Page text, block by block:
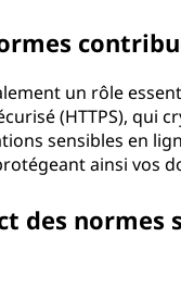
un rôle
(HTTPS), qui
sensibles en
ainsi vos
des normes